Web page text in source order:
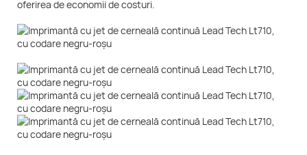
oferirea de economii de costuri.